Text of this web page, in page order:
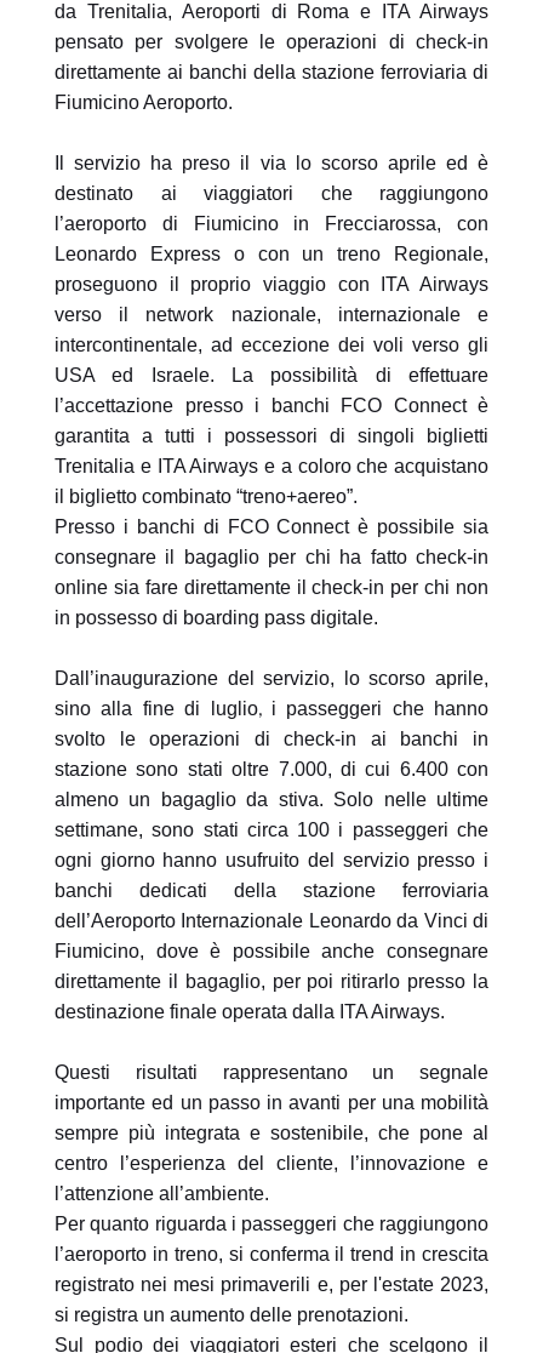
da Trenitalia, Aeroporti di Roma e ITA Airways
pensato per svolgere le operazioni di check-in
direttamente ai banchi della stazione ferroviaria di
Fiumicino Aeroporto.
Il servizio ha preso il via lo scorso aprile ed è
destinato ai viaggiatori che raggiungono
l’aeroporto di Fiumicino in Frecciarossa, con
Leonardo Express o con un treno Regionale,
proseguono il proprio viaggio con ITA Airways
verso il network nazionale, internazionale e
intercontinentale, ad eccezione dei voli verso gli
USA ed Israele. La possibilità di effettuare
l’accettazione presso i banchi FCO Connect è
garantita a tutti i possessori di singoli biglietti
Trenitalia e ITA Airways e a coloro che acquistano
il biglietto combinato “treno+aereo”.
Presso i banchi di FCO Connect è possibile sia
consegnare il bagaglio per chi ha fatto check-in
online sia fare direttamente il check-in per chi non
in possesso di boarding pass digitale.
Dall’inaugurazione del servizio, lo scorso aprile,
sino alla fine di luglio, i passeggeri che hanno
svolto le operazioni di check-in ai banchi in
stazione sono stati oltre 7.000, di cui 6.400 con
almeno un bagaglio da stiva. Solo nelle ultime
settimane, sono stati circa 100 i passeggeri che
ogni giorno hanno usufruito del servizio presso i
banchi dedicati della stazione ferroviaria
dell’Aeroporto Internazionale Leonardo da Vinci di
Fiumicino, dove è possibile anche consegnare
direttamente il bagaglio, per poi ritirarlo presso la
destinazione finale operata dalla ITA Airways.
Questi risultati rappresentano un segnale
importante ed un passo in avanti per una mobilità
sempre più integrata e sostenibile, che pone al
centro l’esperienza del cliente, l’innovazione e
l’attenzione all’ambiente.
Per quanto riguarda i passeggeri che raggiungono
l’aeroporto in treno, si conferma il trend in crescita
registrato nei mesi primaverili e, per l'estate 2023,
si registra un aumento delle prenotazioni.
Sul podio dei viaggiatori esteri che scelgono il